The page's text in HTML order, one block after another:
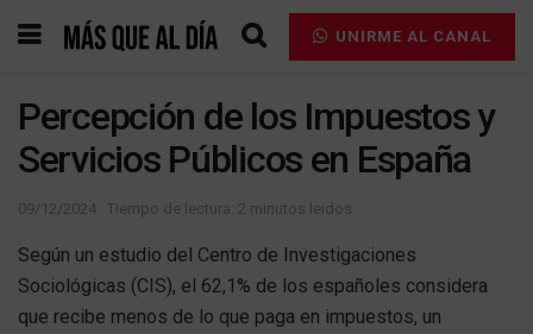
UNIRME AL CANAL
Percepción de los Impuestos y
Servicios Públicos en España
09/12/2024 Tiempo de lectura: 2 minutos leidos
Según un estudio del Centro de Investigaciones
Sociológicas (CIS), el 62,1% de los españoles considera
que recibe menos de lo que paga en impuestos, un